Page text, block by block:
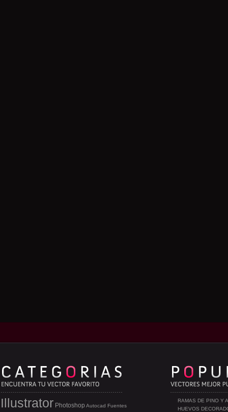
RAMAS DE PINO Y
HUEVOS
Illustrator Photoshop Autocad Fuentes